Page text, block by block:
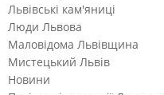
Львівські кам'яниці
Люди Львова
Маловідома Львівщина
Мистецький Львів
Новини